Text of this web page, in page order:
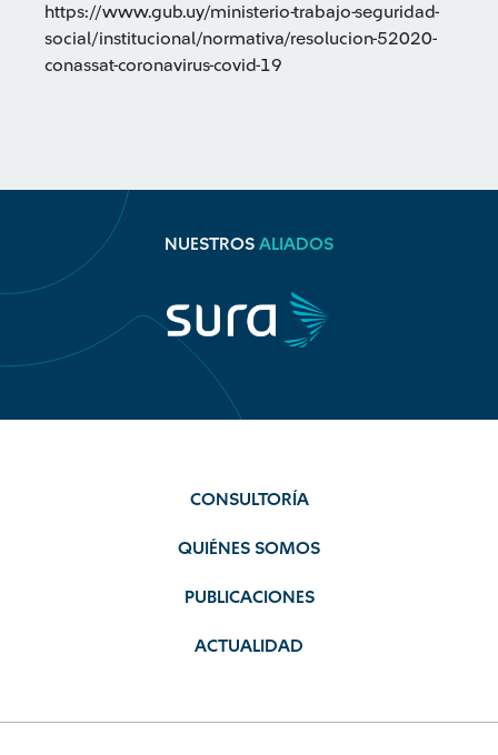
https://www.gub.uy/ministerio-trabajo-seguridad-
social/institucional/normativa/resolucion-52020-
conassat-coronavirus-covid-19
NUESTROS ALIADOS
CONSULTORÍA
QUIÉNES SOMOS
PUBLICACIONES
ACTUALIDAD